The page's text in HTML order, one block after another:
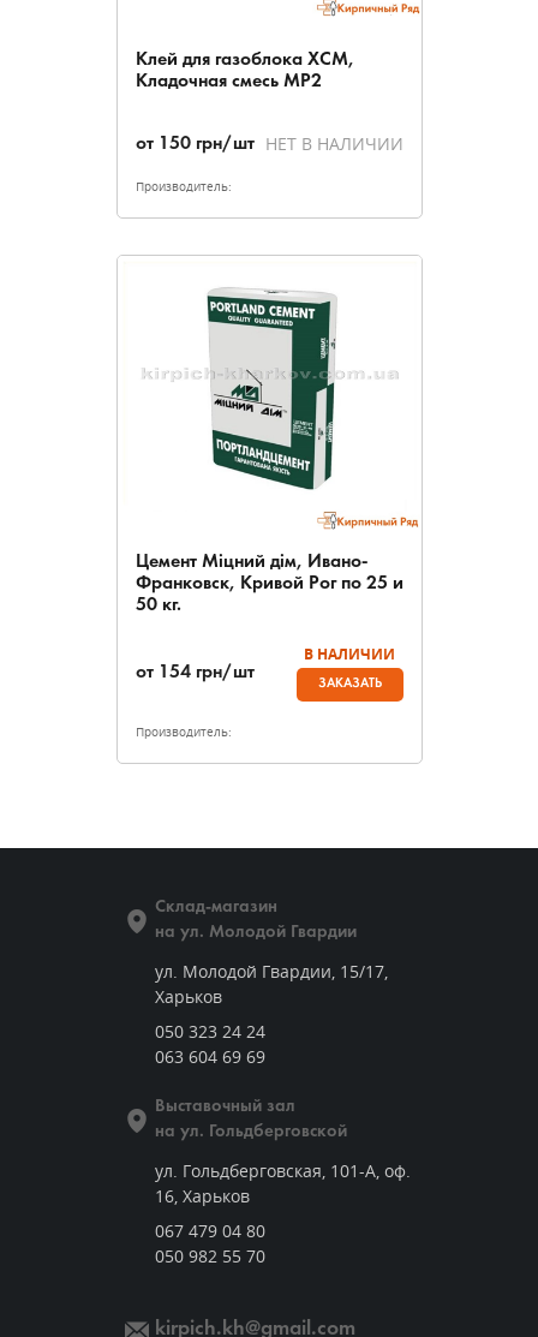
Клей для газоблока ХСМ,
Кладочная смесь МР2
от 150 грн/шт НЕТ В НАЛИЧИИ
Производитель:
Цемент Міцний дім, Ивано-
Франковск, Кривой Рог по 25 и
50 кг.
от 154 грн/шт
В НАЛИЧИИ
ЗАКАЗАТЬ
Производитель:
Склад-магазин
на ул. Молодой Гвардии
ул. Молодой Гвардии, 15/17,
Харьков
050 323 24 24
063 604 69 69
Выставочный зал
на ул. Гольдберговской
ул. Гольдберговская, 101-А, оф.
16, Харьков
067 479 04 80
050 982 55 70
kirpich.kh@gmail.com